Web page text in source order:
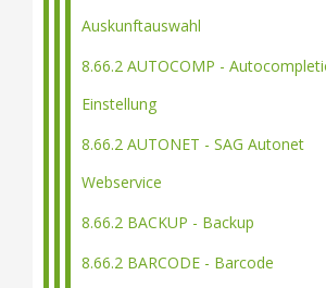
Auskunftauswahl
8.66.2 AUTOCOMP -
Einstellung
8.66.2 AUTONET - SAG Autonet
Webservice
8.66.2 BACKUP - Backup
8.66.2 BARCODE - Barcode